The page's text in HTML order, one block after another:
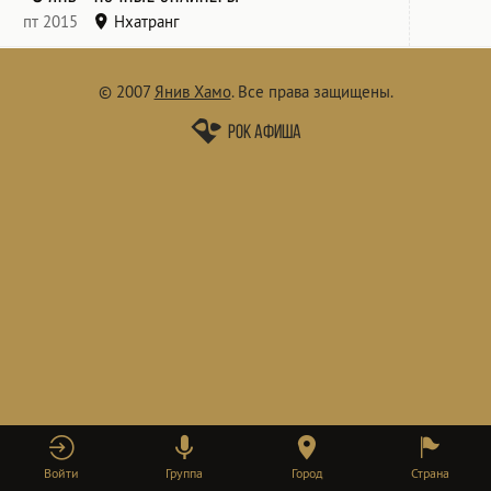
Войти Группа Город Страна
пт 2015 Нхатранг
© 2007 Янив Хамо. Все права защищены.
Рок афиша